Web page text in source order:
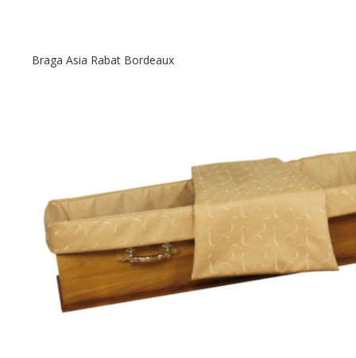
Braga Asia Rabat Bordeaux